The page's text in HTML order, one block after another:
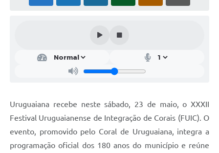
Nota Fiscal Eletrônica
Colégio Agrícola Municipal
SIM - Serviço de Inspeção Municipal
Vigilância Sanitária
Uruguaiana recebe neste sábado, 23 de maio, o XXXII
Festival Uruguaianense de Integração de Corais (FUIC). O
evento, promovido pelo Coral de Uruguaiana, integra a
programação oficial dos 180 anos do município e reúne